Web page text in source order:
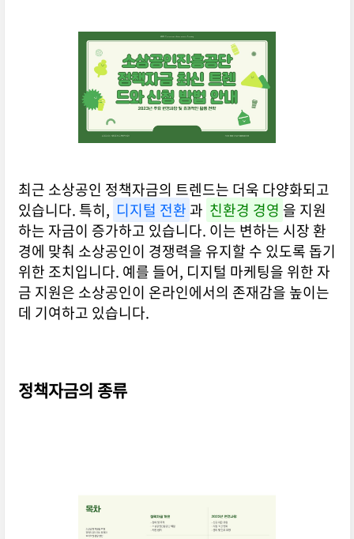
최근 소상공인 정책자금의 트렌드는 더욱 다양화되고
있습니다. 특히, 디지털 전환과 친환경 경영 을 지원
하는 자금이 증가하고 있습니다. 이는 변하는 시장 환
경에 맞춰 소상공인이 경쟁력을 유지할 수 있도록 돕기
위한 조치입니다. 예를 들어, 디지털 마케팅을 위한 자
금 지원은 소상공인이 온라인에서의 존재감을 높이는
데 기여하고 있습니다.
정책자금의 종류